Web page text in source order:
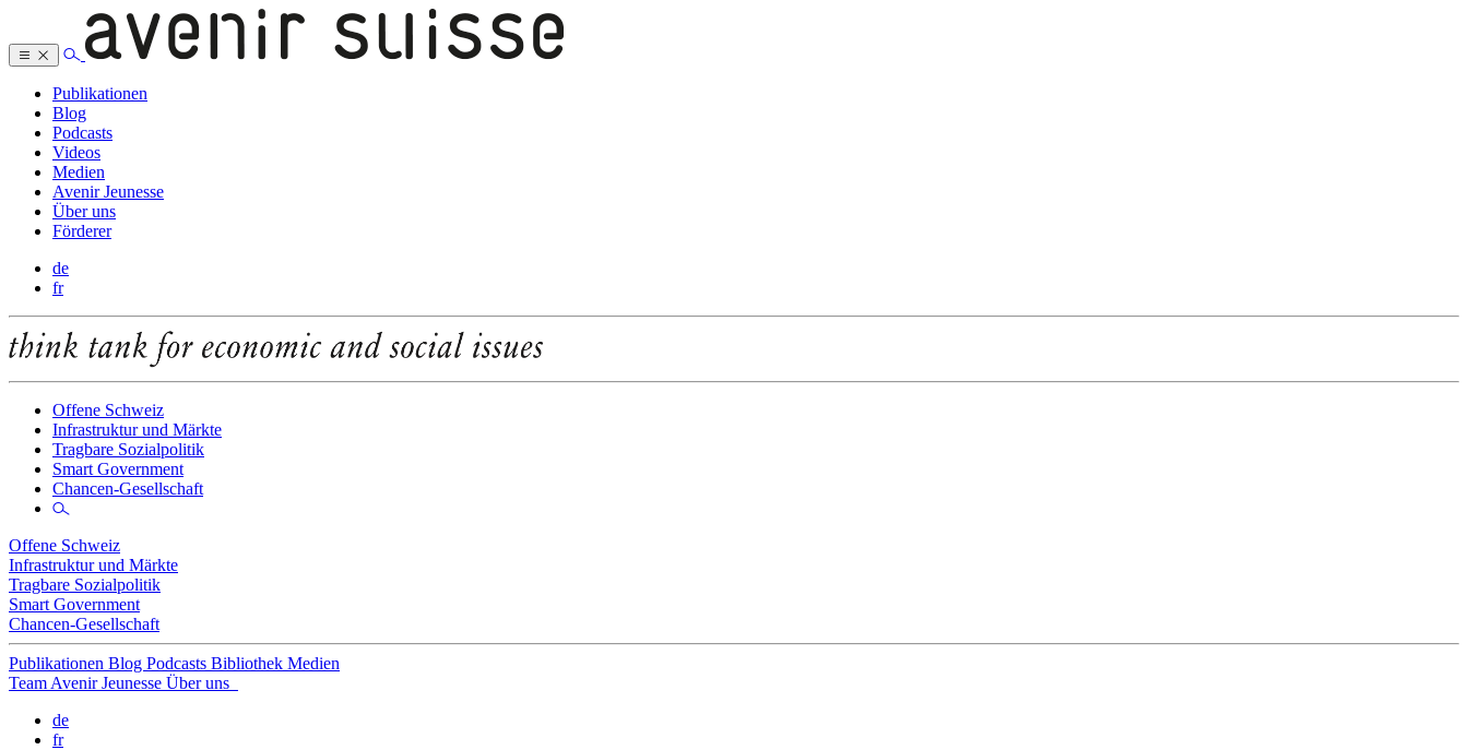
Publikationen
Blog
Podcasts
Videos
Medien
Avenir Jeunesse
Über uns
Förderer
de
fr
Offene Schweiz
Infrastruktur und Märkte
Tragbare Sozialpolitik
Smart Government
Chancen-Gesellschaft
Offene Schweiz
Infrastruktur und Märkte
Tragbare Sozialpolitik
Smart Government
Chancen-Gesellschaft
Publikationen Blog Podcasts Bibliothek Medien
Team Avenir Jeunesse Über uns
de
fr